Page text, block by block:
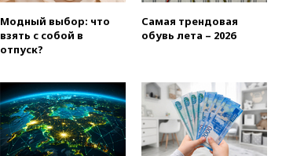
Модный выбор: что
взять с собой в
отпуск?
Самая трендовая
обувь лета – 2026